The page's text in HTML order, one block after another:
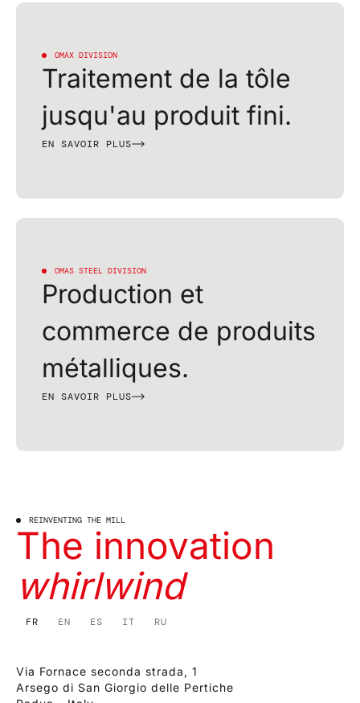
OMAX DIVISION
Traitement de la tôle
jusqu'au produit fini.
EN SAVOIR PLUS
OMAS STEEL DIVISION
Production et
commerce de produits
métalliques.
EN SAVOIR PLUS
REINVENTING THE MILL
The innovation
whirlwind
FR EN ES IT RU
Via Fornace seconda strada, 1
Arsego di San Giorgio delle Pertiche